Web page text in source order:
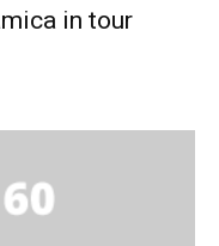
in tour